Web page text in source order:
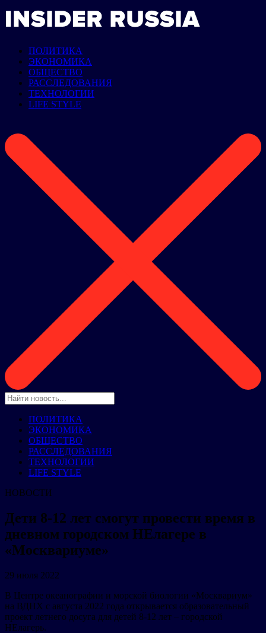
ПОЛИТИКА
ЭКОНОМИКА
ОБЩЕСТВО
РАССЛЕДОВАНИЯ
ТЕХНОЛОГИИ
LIFE STYLE
ПОЛИТИКА
ЭКОНОМИКА
ОБЩЕСТВО
РАССЛЕДОВАНИЯ
ТЕХНОЛОГИИ
LIFE STYLE
НОВОСТИ
Дети 8-12 лет смогут провести время в
дневном городском НЕлагере в
«Москвариуме»
29 июля 2022
В Центре океанографии и морской биологии «Москвариум»
на ВДНХ с августа 2022 года открывается образовательный
проект летнего досуга для детей 8-12 лет – городской
НЕлагерь.